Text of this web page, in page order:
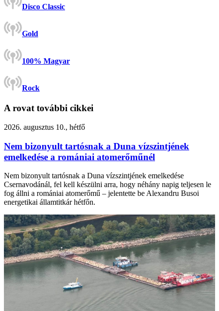
Disco Classic
Gold
100% Magyar
Rock
A rovat további cikkei
2026. augusztus 10., hétfő
Nem bizonyult tartósnak a Duna vízszintjének
emelkedése a romániai atomerőműnél
Nem bizonyult tartósnak a Duna vízszintjének emelkedése
Csernavodánál, fel kell készülni arra, hogy néhány napig teljesen le
fog állni a romániai atomerőmű – jelentette be Alexandru Busoi
energetikai államtitkár hétfőn.